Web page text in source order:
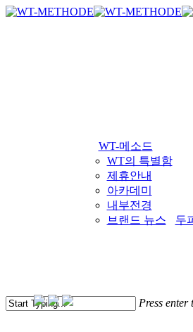
국내 최초 두피케
국내 최초 두피케
Skip
WT-메소드
WT의 특별함
제휴안내
아카데미
내부전경
브랜드 뉴스
두
Menu
Press enter